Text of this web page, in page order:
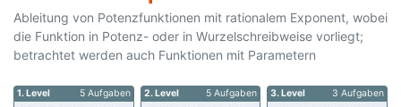
Ableitung von Potenzfunktionen mit rationalem Exponent, wobei
die Funktion in Potenz- oder in Wurzelschreibweise vorliegt;
betrachtet werden auch Funktionen mit Parametern
1. Level 5 Aufgaben 2. Level 5 Aufgaben 3. Level 3 Aufgaben